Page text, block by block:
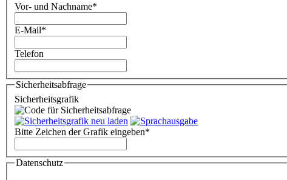
Vor- und Nachname*
E-Mail*
Telefon
Sicherheitsabfrage
Sicherheitsgrafik
Bitte Zeichen der Grafik eingeben*
Datenschutz